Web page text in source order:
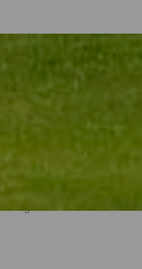
progettato dai migliori
che oscillano tra i 19° e i
integrati nel paesaggio
di complessi alberghieri di
i giocatori non abbiano altro